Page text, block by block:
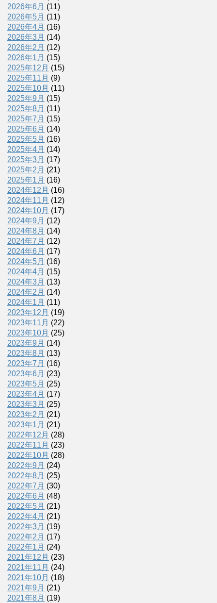
2026年6月 (11)
2026年5月 (11)
2026年4月 (16)
2026年3月 (14)
2026年2月 (12)
2026年1月 (15)
2025年12月 (15)
2025年11月 (9)
2025年10月 (11)
2025年9月 (15)
2025年8月 (11)
2025年7月 (15)
2025年6月 (14)
2025年5月 (16)
2025年4月 (14)
2025年3月 (17)
2025年2月 (21)
2025年1月 (16)
2024年12月 (16)
2024年11月 (12)
2024年10月 (17)
2024年9月 (12)
2024年8月 (14)
2024年7月 (12)
2024年6月 (17)
2024年5月 (16)
2024年4月 (15)
2024年3月 (13)
2024年2月 (14)
2024年1月 (11)
2023年12月 (19)
2023年11月 (22)
2023年10月 (25)
2023年9月 (14)
2023年8月 (13)
2023年7月 (16)
2023年6月 (23)
2023年5月 (25)
2023年4月 (17)
2023年3月 (25)
2023年2月 (21)
2023年1月 (21)
2022年12月 (28)
2022年11月 (23)
2022年10月 (28)
2022年9月 (24)
2022年8月 (25)
2022年7月 (30)
2022年6月 (48)
2022年5月 (21)
2022年4月 (21)
2022年3月 (19)
2022年2月 (17)
2022年1月 (24)
2021年12月 (23)
2021年11月 (24)
2021年10月 (18)
2021年9月 (21)
2021年8月 (19)